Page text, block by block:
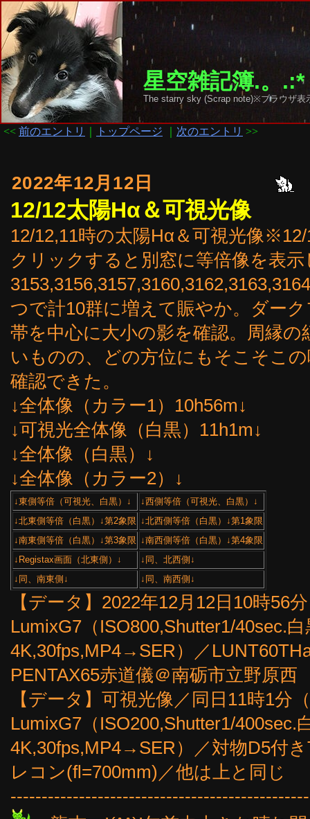
星空雑記簿.。
The starry sky (Scrap note)※ブラウザ
<< 前のエントリ トップページ 次のエントリ >>
2022年12月12日
12/12太陽Hα＆可視光像
12/12,11時の太陽Hα＆可視光像
クリックすると別窓に等倍像を表
つで計10群に増えて賑やか。ダー
帯を中心に大小の影を確認。周縁
いものの、どの方位にもそこそこ
確認できた。
↓全体像（カラー1）10h56m↓
↓可視光全体像（白黒）11h1m↓
↓全体像（白黒）↓
↓全体像（カラー2）↓
↓東側等倍（可視光、白黒）↓
↓西側等倍（可視光、白黒）↓
↓北東側等倍（白黒）↓第2象限 ↓北西側等倍（白黒）↓第1象限
↓南東側等倍（白黒）↓第3象限 ↓南西側等倍（白黒）↓第4象限
↓Registax画面（北東側）↓
↓同、北西側↓
↓同、南東側↓
↓同、南西側↓
【データ】2022年12月12日10時56
LumixG7（ISO800,Shutter1/40sec.
4K,30fps,MP4→SER）／
PENTAX65赤道儀＠南砺市立野原西
【データ】可視光像／同日11時1分
LumixG7（ISO200,Shutter1/
4K,30fps,MP4→SER）／対物D5付
レコン(fl=700mm)／他は上と同じ